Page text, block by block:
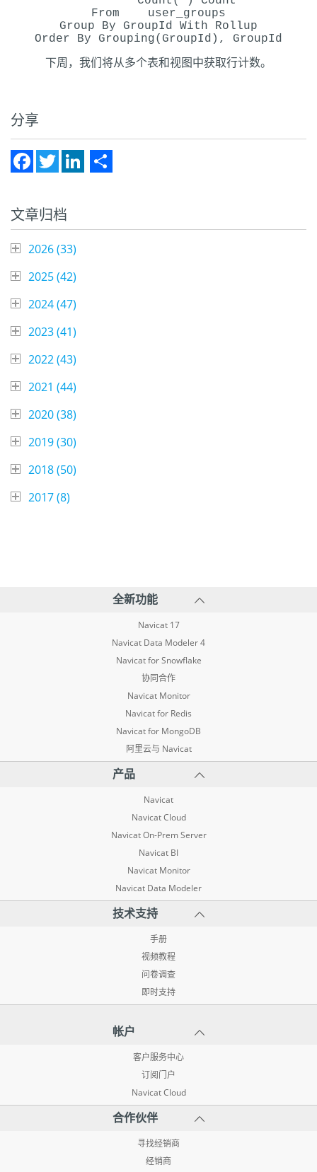
From user_groups
Group By GroupId With Rollup
Order By Grouping(GroupId), GroupId
下周，我们将从多个表和视图中获取行计数。
分享
文章归档
2026 (33)
2025 (42)
2024 (47)
2023 (41)
2022 (43)
2021 (44)
2020 (38)
2019 (30)
2018 (50)
2017 (8)
全新功能
Navicat 17
Navicat Data Modeler 4
Navicat for Snowflake
协同合作
Navicat Monitor
Navicat for Redis
Navicat for MongoDB
阿里云与 Navicat
产品
Navicat
Navicat Cloud
Navicat On-Prem Server
Navicat BI
Navicat Monitor
Navicat Data Modeler
技术支持
手册
视频教程
问卷调查
即时支持
帐户
客户服务中心
订阅门户
Navicat Cloud
合作伙伴
寻找经销商
经销商